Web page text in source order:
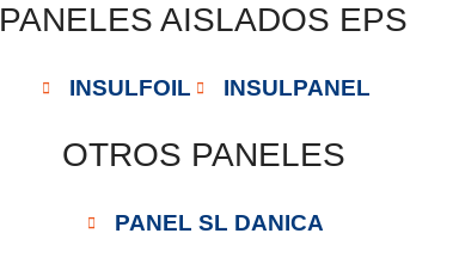
PANELES AISLADOS EPS
INSULFOIL INSULPANEL
OTROS PANELES
PANEL SL DANICA